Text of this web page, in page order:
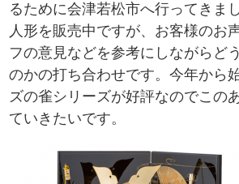
るために会津若松市へ行ってきま
人形を販売中ですが、お客様のお
フの意見などを参考にしながらど
のかの打ち合わせです。今年から
ズの雀シリーズが好評なのでこの
ていきたいです。